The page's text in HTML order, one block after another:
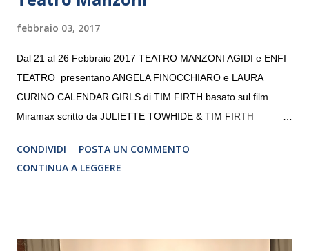
febbraio 03, 2017
Dal 21 al 26 Febbraio 2017 TEATRO MANZONI AGIDI e ENFI
TEATRO presentano ANGELA FINOCCHIARO e LAURA
CURINO CALENDAR GIRLS di TIM FIRTH basato sul film
Miramax scritto da JULIETTE TOWHIDE & TIM FIRTH
CRISTINA PEZZOLI
CONDIVIDI
POSTA UN COMMENTO
CONTINUA A LEGGERE